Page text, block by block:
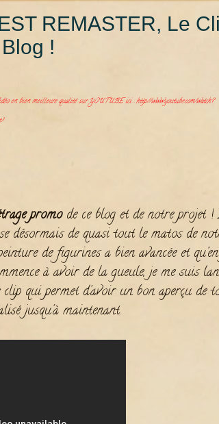
REMASTER, Le
!
en bien meilleure qualité sur YOUTUBE ici :http://www.youtube.com/watch?
)
promode ce blog et de notre projet
désormais de quasi tout le matos de
de figurines a bien avancée et
à avoir de la gueule, je me suis
qui permet d'avoir un bon aperçu de
jusqu'à maintenant.